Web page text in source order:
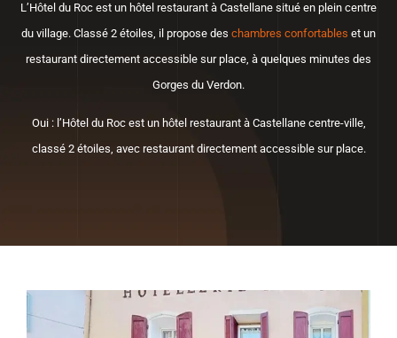
L’Hôtel du Roc est un hôtel restaurant à Castellane situé en plein centre
du village. Classé 2 étoiles, il propose des chambres confortables et un
restaurant directement accessible sur place, à quelques minutes des
Gorges du Verdon.
Oui : l’Hôtel du Roc est un hôtel restaurant à Castellane centre-ville,
classé 2 étoiles, avec restaurant directement accessible sur place.